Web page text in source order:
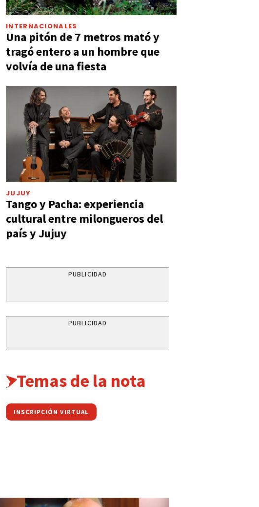
INTERNACIONALES
Una pitón de 7 metros mató y
tragó entero a un hombre que
volvía de una fiesta
JUJUY
Tango y Pacha: experiencia
cultural entre milongueros del
país y Jujuy
PUBLICIDAD
PUBLICIDAD
Temas de la nota
INSCRIPCIÓN VIRTUAL